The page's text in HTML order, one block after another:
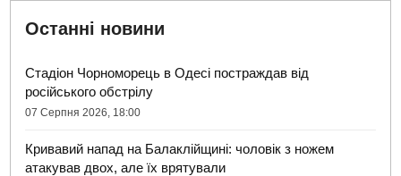
Останні новини
Стадіон Чорноморець в Одесі постраждав від
російського обстрілу
07 Серпня 2026, 18:00
Кривавий напад на Балаклійщині: чоловік з ножем
атакував двох, але їх врятували